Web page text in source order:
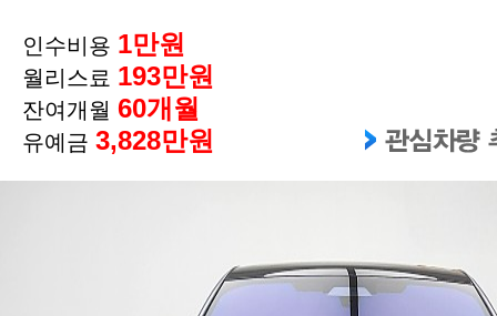
인수비용 1만원
월리스료 193만원
잔여개월 60개월
유예금 3,828만원